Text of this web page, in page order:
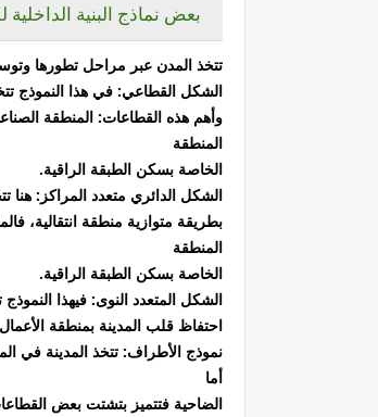
بعض نماذج البنية الداخلية
تتخذ المدن عبر مراحل تطورها
الشكل القطاعي: في هذا النموذج
وأهم هذه القطاعات: المنطقة
المنطقة
الخاصة بسكن الطبقة الراقية.
الشكل الدائري متعدد المراكز: هنا
بطريقة متوازية منطقة انتقالية،
المنطقة
الخاصة بسكن الطبقة الراقية.
الشكل المتعدد النوى: فيهذا
احتفاظ قلب المدينة بمنطقة
نموذج الأطراف: تتخذ المدينة في
أما
الضاحية فتتميز بتشتت بعض